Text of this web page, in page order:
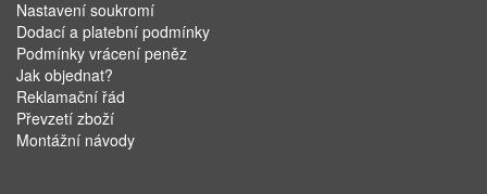
Nastavení soukromí
Dodací a platební podmínky
Podmínky vrácení peněz
Jak objednat?
Reklamační řád
Převzetí zboží
Montážní návody